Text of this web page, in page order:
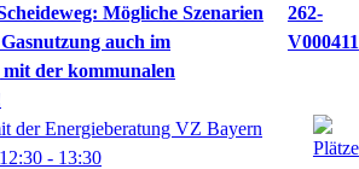
Mögliche Szenarien
auch im
der kommunalen
262-
V000411
der Energieberatung VZ Bayern
12:30 - 13:30